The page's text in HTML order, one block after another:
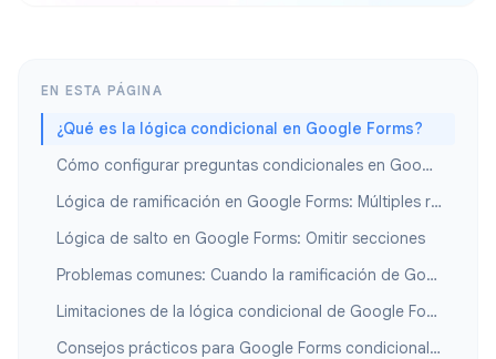
EN ESTA PÁGINA
¿Qué es la lógica condicional en Google Forms?
Cómo configurar preguntas condicionales en Google Forms
Lógica de ramificación en Google Forms: Múltiples rutas
Lógica de salto en Google Forms: Omitir secciones
Problemas comunes: Cuando la ramificación de Google Forms no funciona
Limitaciones de la lógica condicional de Google Forms
Consejos prácticos para Google Forms condicionales